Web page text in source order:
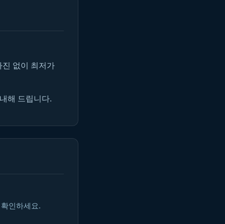
없이 최저가
해 드립니다.
인하세요.